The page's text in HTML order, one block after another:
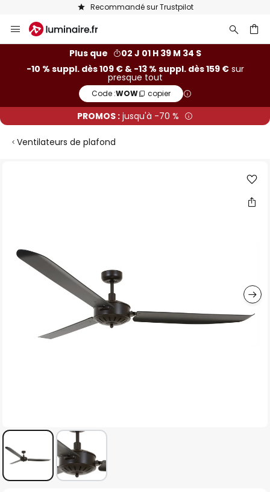
Recommandé sur Trustpilot
Allez
au
Plus que
02 J 01 H 39 M 33 S
-10 % suppl. dès 109 € & -13 % suppl. dès 159 €sur
presque tout
Code :WOW copier
PROMOS : jusqu'à -70 %
Ventilateurs de plafond
images